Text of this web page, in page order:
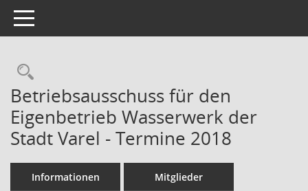
Toggle navigation
Rechercheauswahl
Betriebsausschuss für den
Eigenbetrieb Wasserwerk der
Stadt Varel - Termine 2018
Informationen Mitglieder